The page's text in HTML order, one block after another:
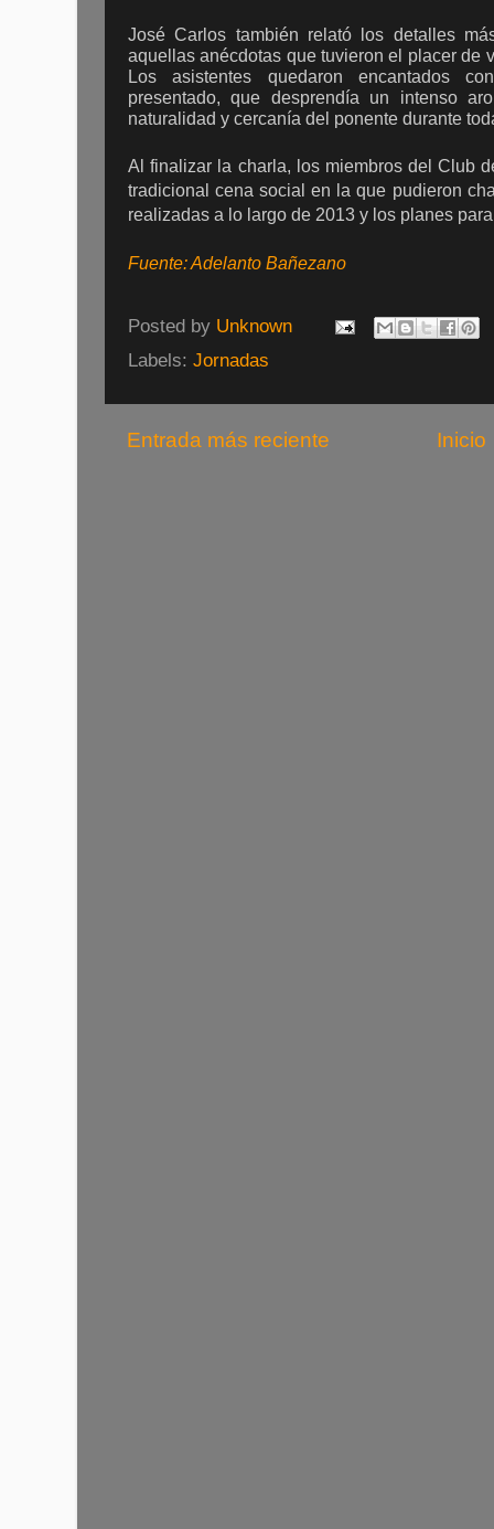
José Carlos también relató los detalles
aquellas anécdotas que tuvieron el placer de
Los asistentes quedaron encantados
presentado, que desprendía un intenso
naturalidad y cercanía del ponente durante
Al finalizar la charla, los miembros del Club
tradicional cena social en la que pudieron
realizadas a lo largo de 2013 y los planes
Fuente: Adelanto Bañezano
Posted by Unknown
Labels: Jornadas
Entrada más reciente Inicio